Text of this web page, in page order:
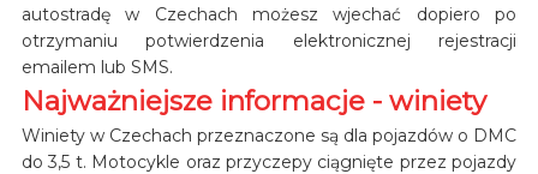
autostradę w Czechach możesz wjechać dopiero po
otrzymaniu potwierdzenia elektronicznej rejestracji
emailem lub SMS.
Najważniejsze informacje - winiety
Winiety w Czechach przeznaczone są dla pojazdów o DMC
do 3,5 t. Motocykle oraz przyczepy ciągnięte przez pojazdy